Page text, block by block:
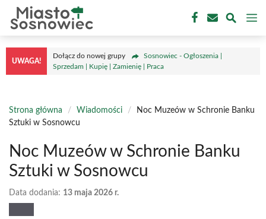
Przejdź
treści
UWAGA!
Dołącz do nowej grupy
Sosnowiec - Ogłoszenia |
Sprzedam | Kupię | Zamienię | Praca
Strona główna / Wiadomości /
Noc Muzeów w Schronie Banku
Sztuki w Sosnowcu
Noc Muzeów w Schronie Banku
Sztuki w Sosnowcu
Data dodania: 13 maja 2026 r.